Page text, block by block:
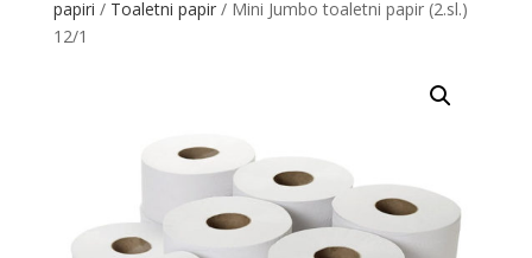
papiri / Toaletni papir/ Mini Jumbo toaletni papir (2.sl.)
12/1